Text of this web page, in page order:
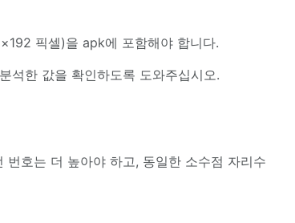
픽셀)을 apk에 포함해야 합니다.
석한 값을 확인하도록 도와주십시오.
호는 더 높아야 하고, 동일한 소수점 자리수